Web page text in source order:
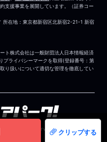
クリップする